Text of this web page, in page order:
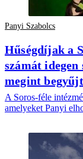
Panyi Szabolcs
Hűségdíjak a
számát
megint
A Soros-féle
amelyeket Panyi